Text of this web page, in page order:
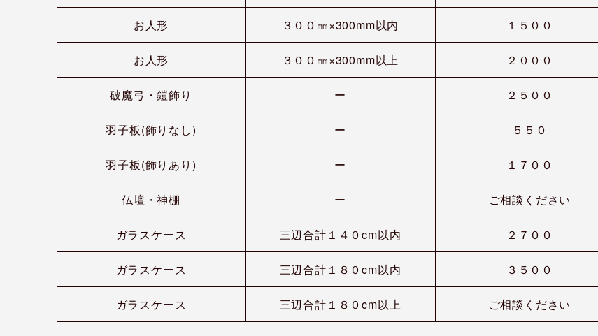
お人形 ３００㎜×300mm以内 １５００
お人形 ３００㎜×300mm以上 ２０００
破魔弓・鎧飾り ー ２５００
羽子板(飾りなし) ー ５５０
羽子板(飾りあり) ー １７００
仏壇・神棚 ー ご相談ください
ガラスケース 三辺合計１４０cm以内 ２７００
ガラスケース 三辺合計１８０cm以内 ３５００
ガラスケース 三辺合計１８０cm以上 ご相談ください